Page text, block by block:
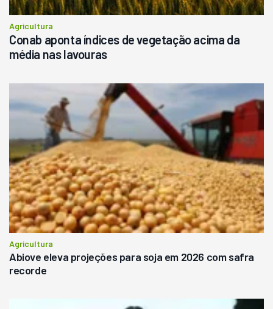
Agricultura
Conab aponta índices de vegetação acima da
média nas lavouras
Agricultura
Abiove eleva projeções para soja em 2026 com safra
recorde